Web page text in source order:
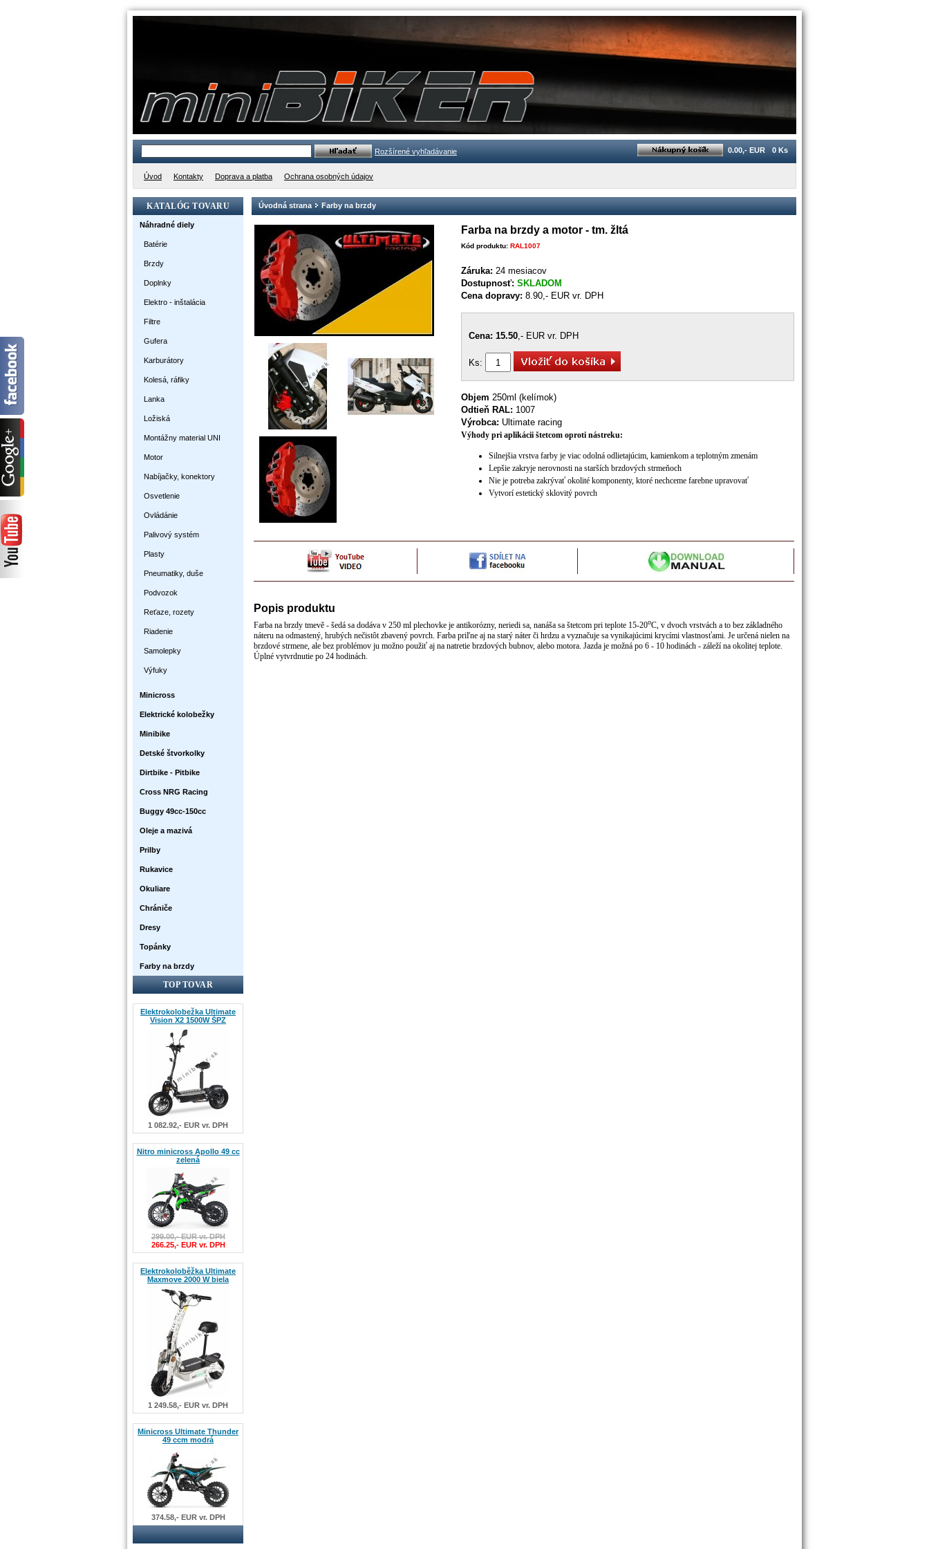
Rozšírené vyhľadávanie 0.00,- EUR 0 Ks
Úvod Kontakty Doprava a platba Ochrana osobných údajov
KATALÓG TOVARU
Náhradné diely
Batérie
Brzdy
Doplnky
Elektro - inštalácia
Filtre
Gufera
Karburátory
Kolesá, ráfiky
Lanka
Ložiská
Montážny material UNI
Motor
Nabíjačky, konektory
Osvetlenie
Ovládánie
Palivový systém
Plasty
Pneumatiky, duše
Podvozok
Reťaze, rozety
Riadenie
Samolepky
Výfuky
Minicross
Elektrické kolobežky
Minibike
Detské štvorkolky
Dirtbike - Pitbike
Cross NRG Racing
Buggy 49cc-150cc
Oleje a mazivá
Prilby
Rukavice
Okuliare
Chrániče
Dresy
Topánky
Farby na brzdy
TOP TOVAR
Elektrokolobežka Ultimate
Vision X2 1500W ŠPZ
1 082.92,- EUR vr. DPH
Nitro minicross Apollo 49 cc
zelená
299.00,- EUR vr. DPH
266.25,- EUR vr. DPH
Elektrokoloběžka Ultimate
Maxmove 2000 W biela
1 249.58,- EUR vr. DPH
Minicross Ultimate Thunder
49 ccm modrá
374.58,- EUR vr. DPH
Úvodná strana Farby na brzdy
Farba na brzdy a motor - tm. žltá
Kód produktu: RAL1007
Záruka: 24 mesiacov
Dostupnosť: SKLADOM
Cena dopravy: 8.90,- EUR vr. DPH
Cena: 15.50,- EUR vr. DPH
Ks:
Objem 250ml (kelímok)
Odtieň RAL: 1007
Výrobca: Ultimate racing
Výhody pri aplikácii štetcom oproti nástreku:
Silnejšia vrstva farby je viac odolná odlietajúcim, kamienkom a teplotným zmenám
Lepšie zakryje nerovnosti na starších brzdových strmeňoch
Nie je potreba zakrývať okolité komponenty, ktoré nechceme farebne upravovať
Vytvorí estetický sklovitý povrch
Popis produktu
Farba na brzdy tmevě - šedá sa dodáva v 250 ml plechovke je antikorózny, neriedi sa, nanáša sa štetcom pri teplote 15-20oC, v dvoch vrstvách a to bez základného
náteru na odmastený, hrubých nečistôt zbavený povrch. Farba priľne aj na starý náter či hrdzu a vyznačuje sa vynikajúcimi krycími vlastnosťami. Je určená nielen na
brzdové strmene, ale bez problémov ju možno použiť aj na natretie brzdových bubnov, alebo motora. Jazda je možná po 6 - 10 hodinách - záleží na okolitej teplote.
Úplné vytvrdnutie po 24 hodinách.